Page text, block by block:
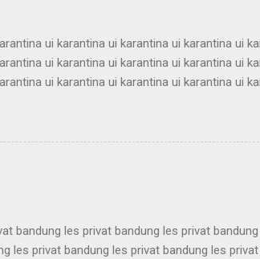
supercamp ui supercamp ui supercamp ui
ui karantina ui karantina ui karantina ui
ui karantina ui karantina ui karantina ui
ui karantina ui karantina ui karantina ui
ui karantina ui karantina ui karantina ui
ui karantina ui karantina ui karantina ui
ui karantina ui karantina ui karantina ui
bandung les privat bandung les privat
les privat bandung les privat bandung les